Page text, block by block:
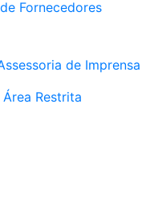
Fornecedores
de Imprensa
Área Restrita